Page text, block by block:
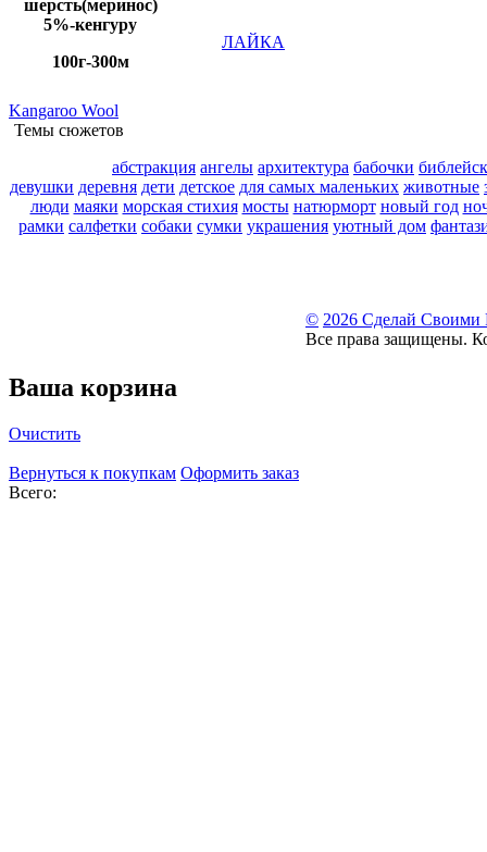
шерсть(меринос)
5%-кенгуру
100г-300м
Kangaroo Wool
ЛАЙКА
Темы сюжетов
абстракция ангелы архитектура бабочки
девушки деревня дети детское для самых маленьких животные
люди маяки морская стихия мосты натюрморт новый год
рамки салфетки собаки сумки украшения уютный дом
© 2026 Сделай Своими
Все права защищены.
Ваша корзина
Очистить
Вернуться к покупкам Оформить заказ
Всего: